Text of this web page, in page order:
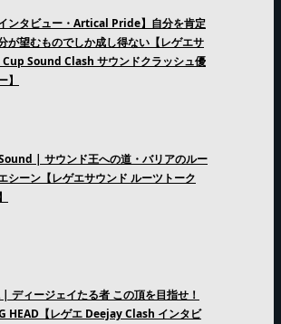
インタビュー・Artical Pride】自分を肯定
が望むものでしか成し得ない【レゲエサ
Sound Clash サウンドクラッシュ優
】
| サウンド王への道・バリアのルー
シーン【レゲエサウンド ルーツトーク
ディージェイたる者 この頂を目指せ！
HEAD【レゲエ Deejay Clash インタビ